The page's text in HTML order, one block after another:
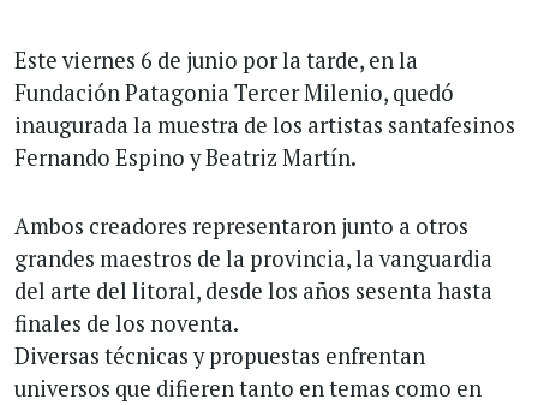
Este viernes 6 de junio por la tarde, en la
Fundación Patagonia Tercer Milenio, quedó
inaugurada la muestra de los artistas santafesinos
Fernando Espino y Beatriz Martín.
Ambos creadores representaron junto a otros
grandes maestros de la provincia, la vanguardia
del arte del litoral, desde los años sesenta hasta
finales de los noventa.
Diversas técnicas y propuestas enfrentan
universos que difieren tanto en temas como en